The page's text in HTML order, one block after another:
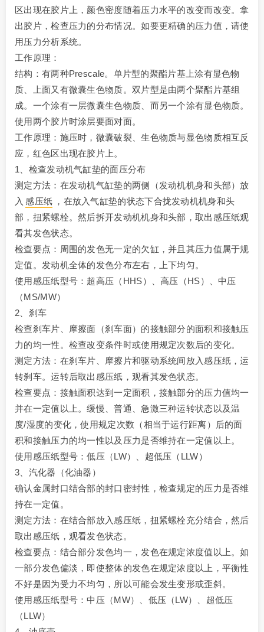
区出现在胶片上，颜色密度随着压力水平的改变而改变。拿
出胶片，检查压力的分布情况。如要更精确的压力值，请使
用压力分析系统。
工作原理：
结构：有两种Prescale。单片型的聚酯片基上涂有显色物
质、上面又有微囊生色物质。双片型是由两个聚酯片基组
成。一个涂有一层微囊生色物质、而另一个涂有显色物质。
使用两个胶片时涂层要面对面。
工作原理：施压时，微囊破裂、生色物质与显色物质相互反
应，红色区出现在胶片上。
1、检查发动机气缸垫的面压分布
测定方法：在发动机气缸垫的两侧（发动机机身和头部）放
入 感压纸 ，在放入气缸垫的状态下合拢发动机机身和头
部，扭紧螺栓。然后拆开发动机机身和头部，取出感压纸观
看其发色状态。
检查要点：周围的发色无一定的欠缸，并且其压力值属于规
定值。发动机全体的发色分布左右，上下均匀。
使用感压纸型号：超高压（HHS）、高压（HS）、中压
（MS/MW）
2、刹车
检查刹车片、摩擦面（刹车面）的接触部分的面积和接触压
力的均一性。检查改变条件时或使用规定次数后的变化。
测定方法：在刹车片、摩擦片和驱动系统间放入感压纸，运
转刹车。运转后取出感压纸，观看其发色状态。
检查要点：接触面积达到一定面积，接触部分的压力值均一
并在一定值以上。缓慢、普通、急激三种运转状态以及温
度/湿度的变化，使用规定次数（相当于运行距离）后的面
积和接触压力的均一性以及压力是否维持在一定值以上。
使用感压纸型号：低压（LW）、超低压（LLW）
3、汽化器（化油器）
确认金属封口结合部的封口密封性，检查规定的压力是否维
持在一定值。
测定方法：在结合部放入感压纸，扭紧螺栓充分结合，然后
取出感压纸，观看发色状态。
检查要点：结合部分发色均一，发色在规定浓度值以上。如
一部分发色偏淡，即使整体的发色在规定浓度以上，平衡性
不好是因为受力不均匀，所以可能会发生变形或歪斜。
使用感压纸型号：中压（MW）、低压（LW）、超低压
（LLW）